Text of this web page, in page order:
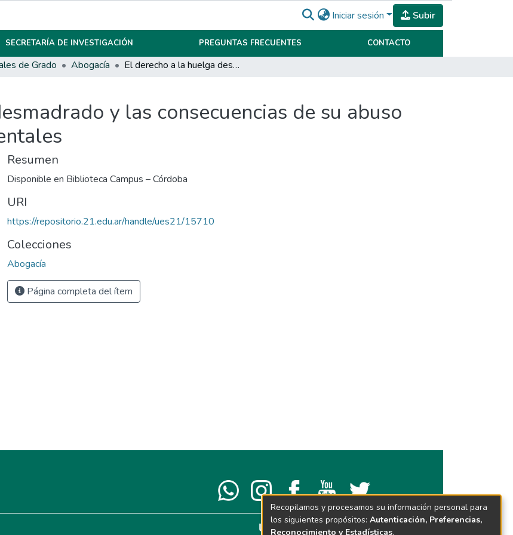
Iniciar sesión Subir
SECRETARÍA DE INVESTIGACIÓN PREGUNTAS FRECUENTES CONTACTO
de Grado Abogacía El derecho a la huelga desmadrado y las consecuencias de su abuso sobre derechos fundamentales
y las consecuencias de su abuso
Resumen
Disponible en Biblioteca Campus – Córdoba
URI
https://repositorio.21.edu.ar/handle/ues21/15710
Colecciones
Abogacía
Página completa del ítem
Recopilamos y procesamos su información personal para
los siguientes propósitos: Autenticación, Preferencias,
Reconocimiento y Estadísticas.